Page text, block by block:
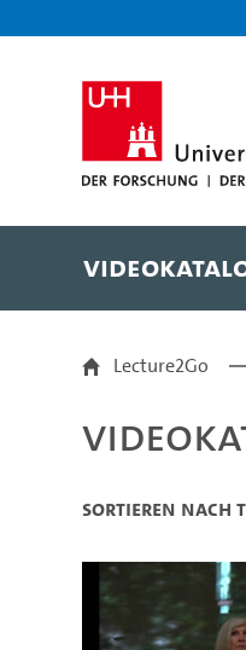
Lecture2Go
Sortieren nach